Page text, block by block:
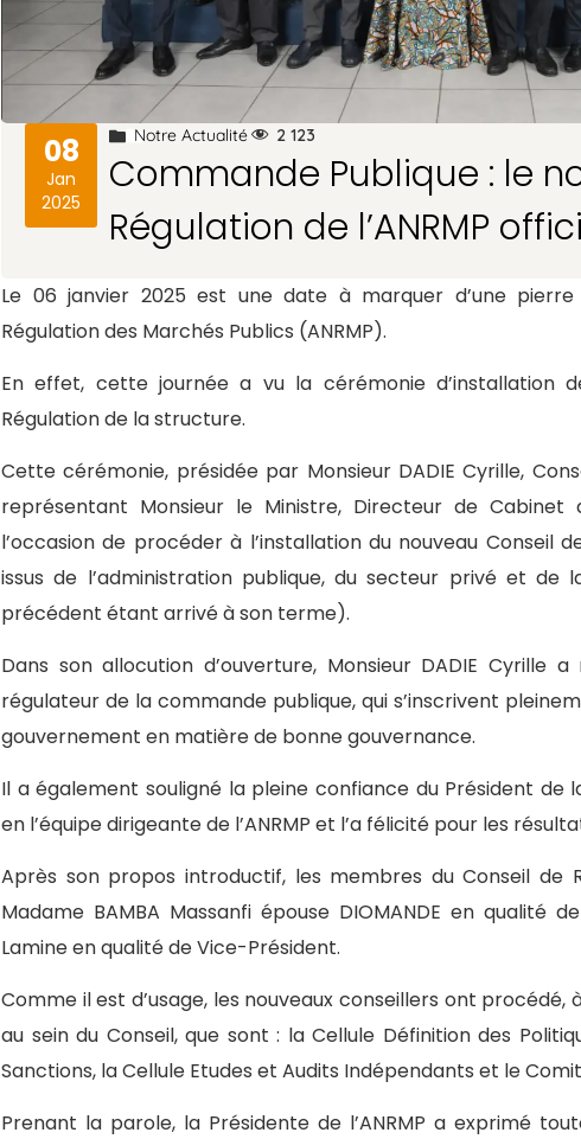
08
Jan
2025
Notre Actualité 2 123
Commande Publique : le
Régulation de l’ANRMP
Le 06 janvier 2025 est une date à marquer d’une
Régulation des Marchés Publics (ANRMP).
En effet, cette journée a vu la cérémonie d’installation
Régulation de la structure.
Cette cérémonie, présidée par Monsieur DADIE Cyrille,
représentant Monsieur le Ministre, Directeur de
l’occasion de procéder à l’installation du nouveau Conseil
issus de l’administration publique, du secteur privé et
précédent étant arrivé à son terme).
Dans son allocution d’ouverture, Monsieur DADIE Cyrille
régulateur de la commande publique, qui s’inscrivent
gouvernement en matière de bonne gouvernance.
Il a également souligné la pleine confiance du Président de la
en l’équipe dirigeante de l’ANRMP et l’a félicité pour les
Après son propos introductif, les membres du Conseil de
Madame BAMBA Massanfi épouse DIOMANDE en qualité
Lamine en qualité de Vice-Président.
Comme il est d’usage, les nouveaux conseillers ont
au sein du Conseil, que sont : la Cellule Définition des
Sanctions, la Cellule Etudes et Audits Indépendants et le
Prenant la parole, la Présidente de l’ANRMP a exprimé